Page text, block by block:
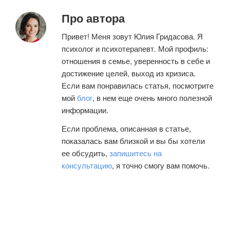
Про автора
Привет! Меня зовут Юлия Гридасова. Я
психолог и психотерапевт. Мой профиль:
отношения в семье, уверенность в себе и
достижение целей, выход из кризиса.
Если вам понравилась статья, посмотрите
мой блог, в нем еще очень много полезной
информации.
Если проблема, описанная в статье,
показалась вам близкой и вы бы хотели
ее обсудить, запишитесь на
консультацию, я точно смогу вам помочь.